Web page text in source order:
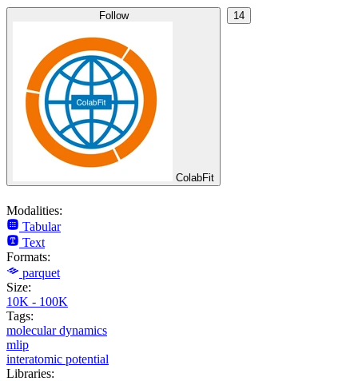
Follow
ColabFit
14
Modalities:
Tabular
Text
Formats:
parquet
Size:
10K - 100K
Tags:
molecular dynamics
mlip
interatomic potential
Libraries: